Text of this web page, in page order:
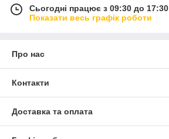
Сьогодні працює з 09:30 до 17:30
Показати весь графік роботи
Про нас
Контакти
Доставка та оплата